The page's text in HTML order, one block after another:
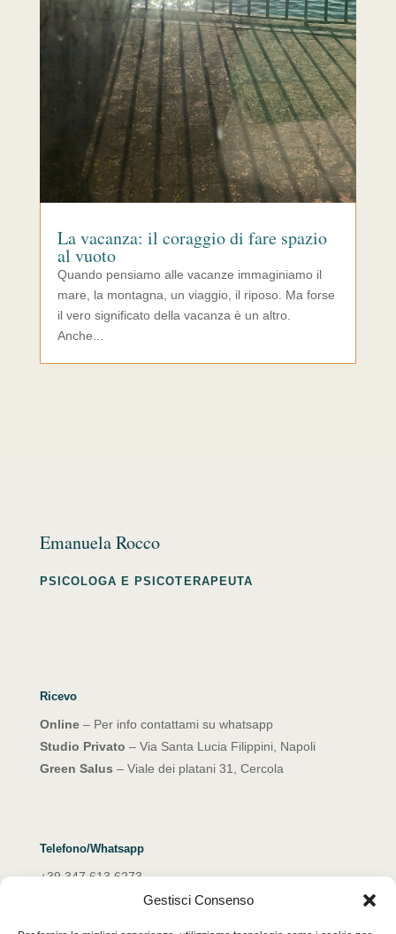
Gestisci Consenso
La vacanza: il coraggio di fare spazio
al vuoto
Quando pensiamo alle vacanze immaginiamo il
mare, la montagna, un viaggio, il riposo. Ma forse
il vero significato della vacanza è un altro.
Anche...
Emanuela Rocco
PSICOLOGA E PSICOTERAPEUTA
Ricevo
Online– Per info contattami su whatsapp
Studio Privato – Via Santa Lucia Filippini, Napoli
Green Salus – Viale dei platani 31, Cercola
Telefono/Whatsapp
+39 347 613 6273